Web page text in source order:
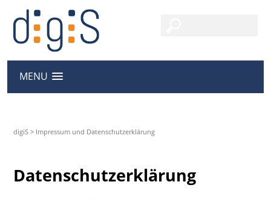
MENU
digiS > Impressum und Datenschutzerklärung
Datenschutzerklärung